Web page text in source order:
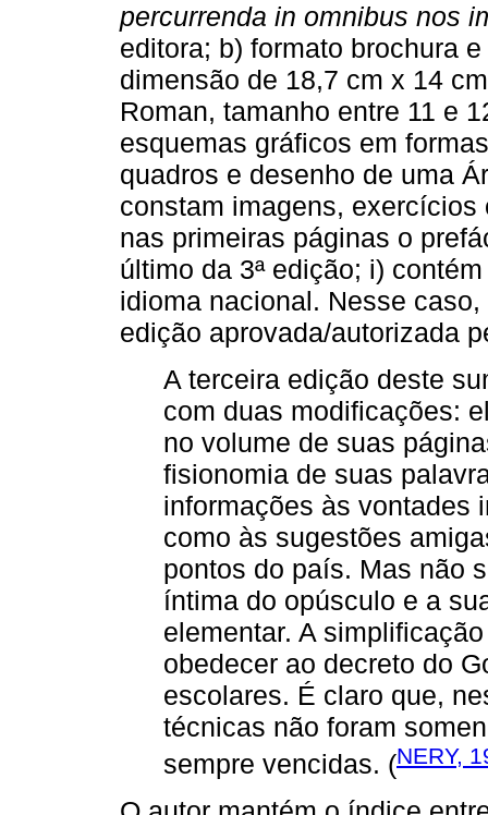
percurrenda in omnibus nos
editora; b) formato brochura
dimensão de 18,7 cm x 14
Roman, tamanho entre 11 e
esquemas gráficos em
quadros e desenho de uma
constam imagens,
nas primeiras páginas o
último da 3ª edição; i)
idioma nacional. Nesse
edição aprovada/autorizada
A terceira edição deste
com duas modificações:
no volume de suas
fisionomia de suas
informações às vontades
como às sugestões
pontos do país. Mas não
íntima do opúsculo e a
elementar. A
obedecer ao decreto do
escolares. É claro que,
técnicas não foram
sempre vencidas. (NERY,